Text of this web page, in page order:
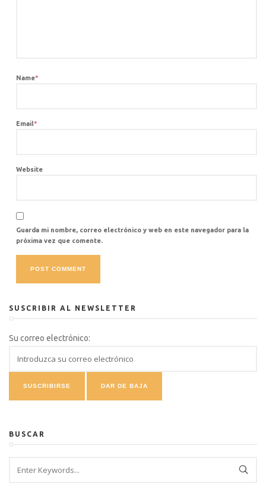
Name*
Email*
Website
Guarda mi nombre, correo electrónico y web en este navegador para la
próxima vez que comente.
SUSCRIBIR AL NEWSLETTER
Su correo electrónico:
BUSCAR